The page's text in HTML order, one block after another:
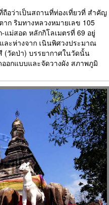
ที่ถือว่าเป็นสถานที่ท่องเที่ยวที่ สำคัญ
ก ริมทางหลวงหมายเลข 105
แม่สอด หลักกิโลเมตรที่ 69 อยู่
ละห่างจาก เนินพิศวงประมาณ
(วัดป่า) บรรยากาศในวัดนั้น
อกแบบและจัดวางผัง สภาพภูมิ